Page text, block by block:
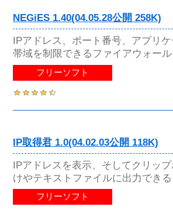
NEGiES 1.40(04.05.28公開 258K)
IPアドレス、ポート番号、アプリ
帯域を制限できるファイアウォール
フリーソフト
IP取得君 1.0(04.02.03公開 118K)
IPアドレスを表示、そしてクリッ
けやテキストファイルに出力できる
フリーソフト